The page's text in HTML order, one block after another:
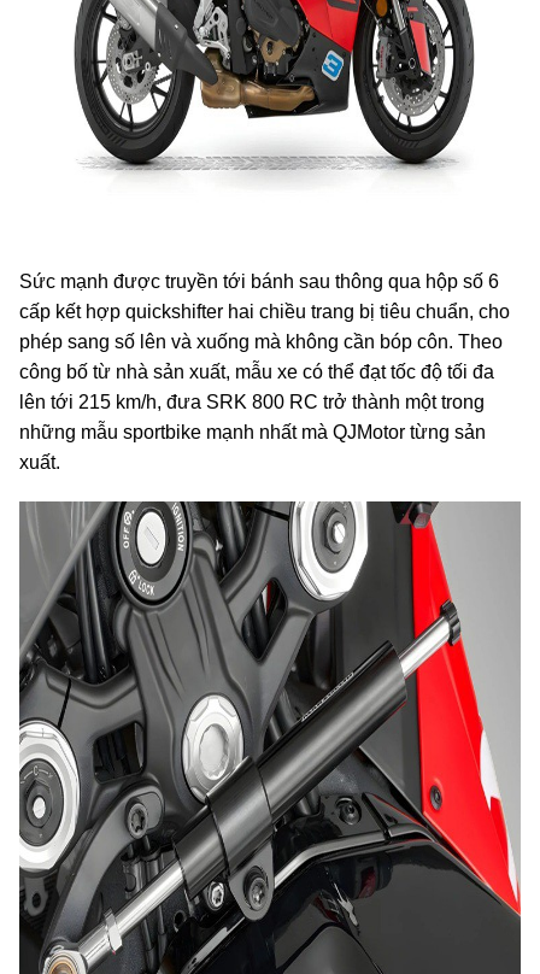
Sức mạnh được truyền tới bánh sau thông qua hộp số 6
cấp kết hợp quickshifter hai chiều trang bị tiêu chuẩn, cho
phép sang số lên và xuống mà không cần bóp côn. Theo
công bố từ nhà sản xuất, mẫu xe có thể đạt tốc độ tối đa
lên tới 215 km/h, đưa SRK 800 RC trở thành một trong
những mẫu sportbike mạnh nhất mà QJMotor từng sản
xuất.